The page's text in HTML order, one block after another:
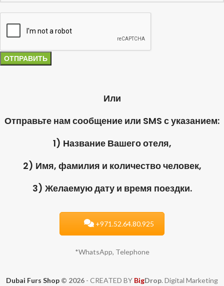
Или
Отправьте нам сообщение или SMS с указанием:
1) Название Вашего отеля,
2) Имя, фамилия и количество человек,
3) Желаемую дату и время поездки.
+971.52.64.80.925
*WhatsApp, Telephone
Dubai Furs Shop © 2026 - CREATED BY BigDrop. Digital Marketing